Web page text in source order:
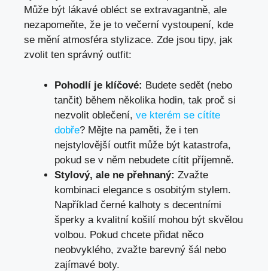
Může být lákavé obléct se extravagantně, ale
nezapomeňte, že je to večerní vystoupení, kde
se mění atmosféra stylizace. Zde jsou tipy, jak
zvolit ten správný outfit:
Pohodlí je klíčové: Budete sedět (nebo
tančit) během několika hodin, tak proč si
nezvolit oblečení, ve kterém se cítíte
dobře? Mějte na paměti, že i ten
nejstylovější outfit může být katastrofa,
pokud se v něm nebudete cítit příjemně.
Stylový, ale ne přehnaný: Zvažte
kombinaci elegance s osobitým stylem.
Například černé kalhoty s decentními
šperky a kvalitní košilí mohou být skvělou
volbou. Pokud chcete přidat něco
neobvyklého, zvažte barevný šál nebo
zajímavé boty.